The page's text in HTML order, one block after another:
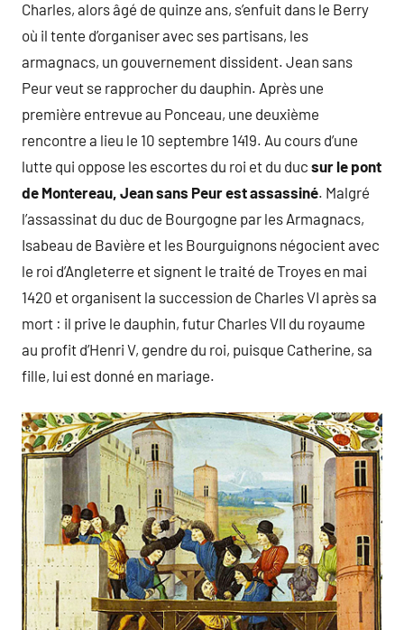
Charles, alors âgé de quinze ans, s’enfuit dans le Berry
où il tente d’organiser avec ses partisans, les
armagnacs, un gouvernement dissident. Jean sans
Peur veut se rapprocher du dauphin. Après une
première entrevue au Ponceau, une deuxième
rencontre a lieu le 10 septembre 1419. Au cours d’une
lutte qui oppose les escortes du roi et du duc sur le pont
de Montereau, Jean sans Peur est assassiné. Malgré
l’assassinat du duc de Bourgogne par les Armagnacs,
Isabeau de Bavière et les Bourguignons négocient avec
le roi d’Angleterre et signent le traité de Troyes en mai
1420 et organisent la succession de Charles VI après sa
mort : il prive le dauphin, futur Charles VII du royaume
au profit d’Henri V, gendre du roi, puisque Catherine, sa
fille, lui est donné en mariage.